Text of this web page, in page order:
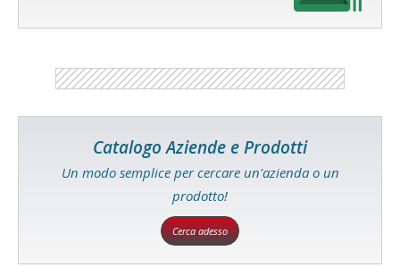
Catalogo Aziende e Prodotti
Un modo semplice per cercare un'azienda o un
prodotto!
Cerca adesso